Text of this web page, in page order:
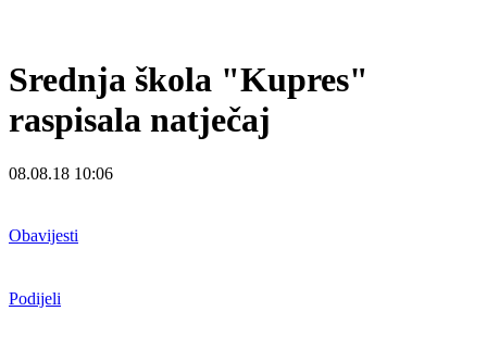
Srednja škola "Kupres"
raspisala natječaj
08.08.18 10:06
Obavijesti
Podijeli